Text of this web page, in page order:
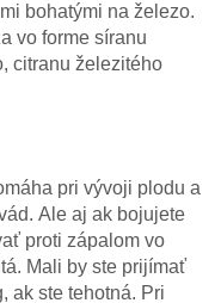
bohatými na železo.
vo forme síranu
citranu železitého
pri vývoji plodu a
Ale aj ak bojujete
proti zápalom vo
Mali by ste prijímať
ak ste tehotná. Pri